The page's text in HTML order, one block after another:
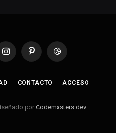
InstagramPinterestDribbble
CONTACTO ACCESO
por Codemasters.dev.